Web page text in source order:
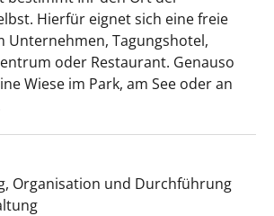
Hierfür eignet sich eine freie
Unternehmen, Tagungshotel,
oder Restaurant. Genauso
Wiese im Park, am See oder an
Organisation und Durchführung